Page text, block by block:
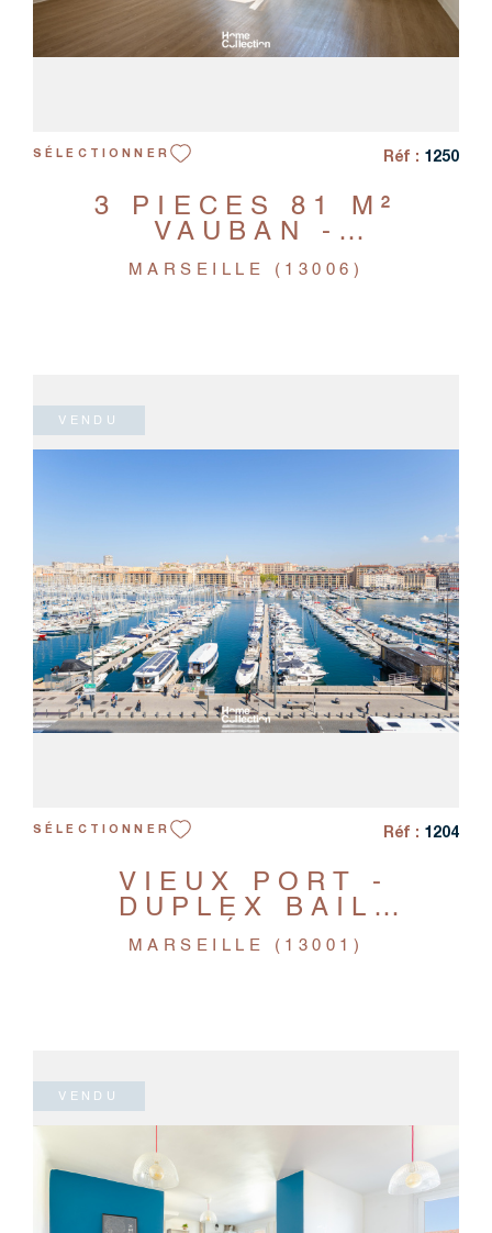
SÉLECTIONNER Réf : 1250
3 PIÈCES 81 M²
VAUBAN -
APPARTEMENT - 3
PIÈCES
MARSEILLE (13006)
VENDU
VOIR LE BIEN
SÉLECTIONNER Réf : 1204
VIEUX PORT -
DUPLEX BAIL
EMPHYTÉOTIQUE -
5/6 PIÈCES
MARSEILLE (13001)
VENDU